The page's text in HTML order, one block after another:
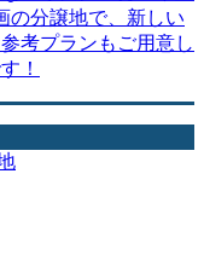
の分譲地で、新しい
考プランもご用意し
！